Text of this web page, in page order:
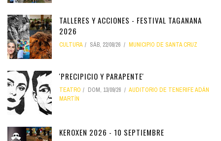
TALLERES Y ACCIONES - FESTIVAL TAGANANA
2026
CULTURA SÁB, 22/08/26 MUNICIPIO DE SANTA CRUZ
'PRECIPICIO Y PARAPENTE'
TEATRO DOM, 13/09/26
AUDITORIO DE TENERIFE ADÁN
MARTÍN
KEROXEN 2026 - 10 SEPTIEMBRE